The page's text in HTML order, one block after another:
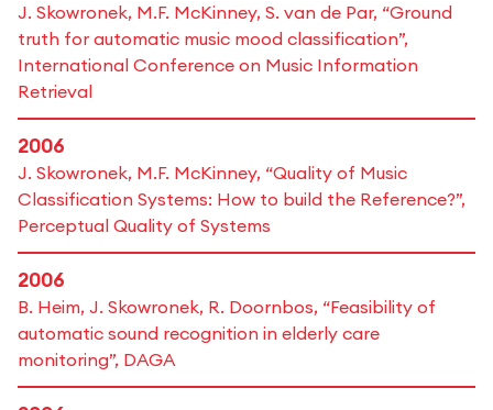
J. Skowronek, M.F. McKinney, S. van de Par, “Ground
truth for automatic music mood classification”,
International Conference on Music Information
Retrieval
2006
J. Skowronek, M.F. McKinney, “Quality of Music
Classification Systems: How to build the Reference?”,
Perceptual Quality of Systems
2006
B. Heim, J. Skowronek, R. Doornbos, “Feasibility of
automatic sound recognition in elderly care
monitoring”, DAGA